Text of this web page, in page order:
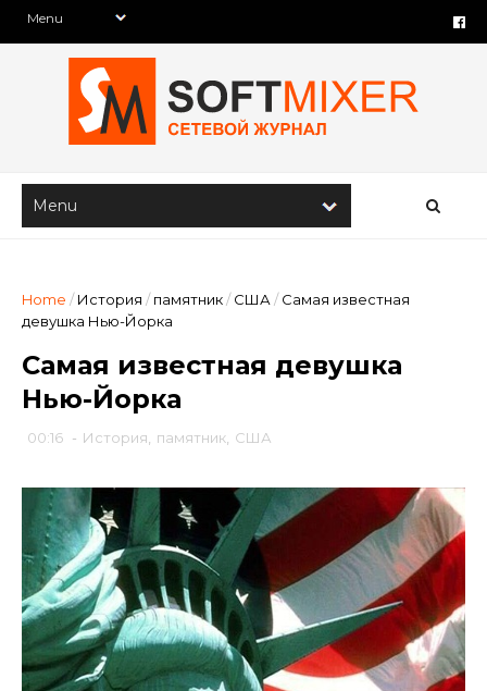
Home / История / памятник/ США / Самая известная
девушка Нью-Йорка
Самая известная девушка
Нью-Йорка
00:16 - История памятник США